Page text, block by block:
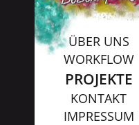
ÜBER UNS
WORKFLOW
PROJEKTE
KONTAKT
IMPRESSUM